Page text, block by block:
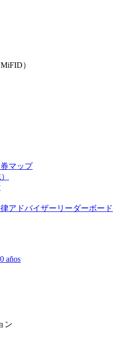
）
マップ
アドバイザーリーダーボード
años
ン